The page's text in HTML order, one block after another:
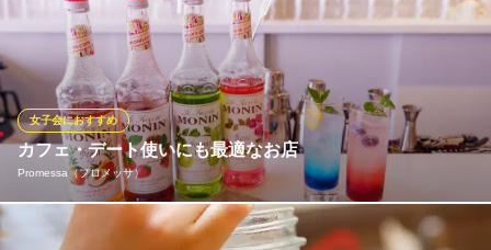
神奈川県小田原市栄町2-11-9
TOHOシネマ小田原が入っているシネウォーク1Fに位置し、映画
の後はもちろんのこと、ショッピングの合間など、気軽に本格イ
タリアンを楽しんでいただけるお店です。
MONTE iL CHIANTI
イタリアンレストラン
ＪＲ東海道本線鴨宮駅南口 車8分
神奈川県小田原市中里313-12 ダイナシティ シネウォーク1F
カフェ・デート使いにも最適なお店
Promessa（プロメッサ）
女子会におすすめ
お酒に合うお料理の他、デザートメニューも充実！カタラーナ、